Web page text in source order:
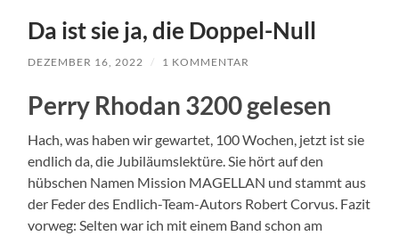
Da ist sie ja, die Doppel-Null
DEZEMBER 16, 2022 / 1 KOMMENTAR
Perry Rhodan 3200 gelesen
Hach, was haben wir gewartet, 100 Wochen, jetzt ist sie
endlich da, die Jubiläumslektüre. Sie hört auf den
hübschen Namen Mission MAGELLAN und stammt aus
der Feder des Endlich-Team-Autors Robert Corvus. Fazit
vorweg: Selten war ich mit einem Band schon am